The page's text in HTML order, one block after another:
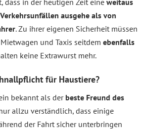
dass in der heutigen Zeit eine weitaus
ausgehe als von
. Zu ihrer eigenen Sicherheit müssen
und Taxis seitdem ebenfalls
keine Extrawurst mehr.
für Haustiere?
bekannt als der beste Freund des
allzu verständlich, dass einige
der Fahrt sicher unterbringen